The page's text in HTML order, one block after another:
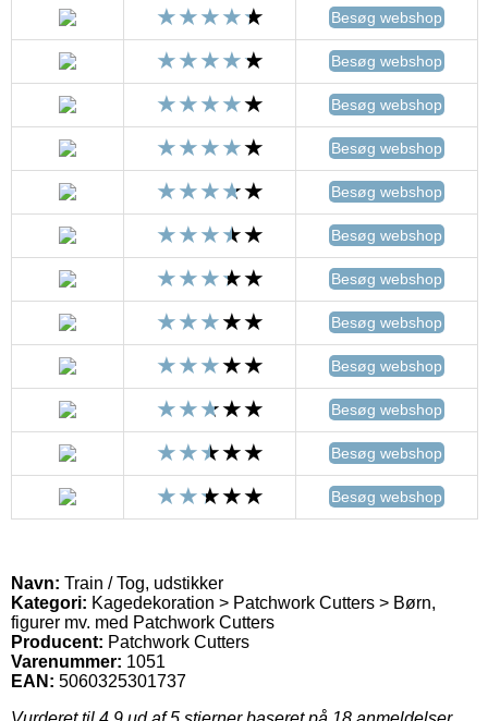
Besøg webshop
Besøg webshop
Besøg webshop
Besøg webshop
Besøg webshop
Besøg webshop
Besøg webshop
Besøg webshop
Besøg webshop
Besøg webshop
Besøg webshop
Besøg webshop
Navn: Train / Tog, udstikker
Kategori: Kagedekoration > Patchwork Cutters > Børn,
figurer mv. med Patchwork Cutters
Producent: Patchwork Cutters
Varenummer: 1051
EAN: 5060325301737